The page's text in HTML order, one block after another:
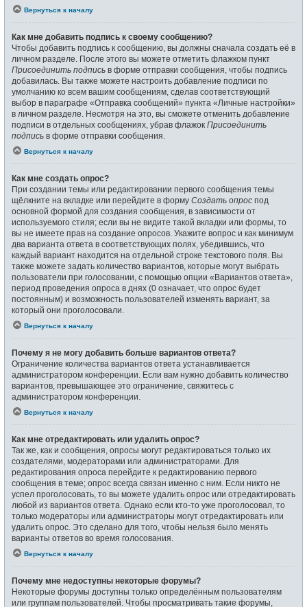
Вернуться к началу
Как мне добавить подпись к своему сообщению?
Чтобы добавить подпись к сообщению, вы должны сначала создать её в
личном разделе. После этого вы можете отметить флажком пункт
Присоединить подпись в форме отправки сообщения, чтобы подпись
добавилась. Вы также можете настроить добавление подписи по
умолчанию ко всем вашим сообщениям, сделав соответствующий
выбор в параграфе «Отправка сообщений» пункта «Личные настройки»
в личном разделе. Несмотря на это, вы сможете отменить добавление
подписи в отдельных сообщениях, убрав флажок Присоединить
подпись в форме отправки сообщения.
Вернуться к началу
Как мне создать опрос?
При создании темы или редактировании первого сообщения темы
щёлкните на вкладке или перейдите в форму Создать опрос под
основной формой для создания сообщения, в зависимости от
используемого стиля; если вы не видите такой вкладки или формы, то
вы не имеете прав на создание опросов. Укажите вопрос и как минимум
два варианта ответа в соответствующих полях, убедившись, что
каждый вариант находится на отдельной строке текстового поля. Вы
также можете задать количество вариантов, которые могут выбрать
пользователи при голосовании, с помощью опции «Вариантов ответа»,
период проведения опроса в днях (0 означает, что опрос будет
постоянным) и возможность пользователей изменять вариант, за
который они проголосовали.
Вернуться к началу
Почему я не могу добавить больше вариантов ответа?
Ограничение количества вариантов ответа устанавливается
администратором конференции. Если вам нужно добавить количество
вариантов, превышающее это ограничение, свяжитесь с
администратором конференции.
Вернуться к началу
Как мне отредактировать или удалить опрос?
Так же, как и сообщения, опросы могут редактироваться только их
создателями, модераторами или администраторами. Для
редактирования опроса перейдите к редактированию первого
сообщения в теме; опрос всегда связан именно с ним. Если никто не
успел проголосовать, то вы можете удалить опрос или отредактировать
любой из вариантов ответа. Однако если кто-то уже проголосовал, то
только модераторы или администраторы могут отредактировать или
удалить опрос. Это сделано для того, чтобы нельзя было менять
варианты ответов во время голосования.
Вернуться к началу
Почему мне недоступны некоторые форумы?
Некоторые форумы доступны только определённым пользователям
или группам пользователей. Чтобы просматривать такие форумы,